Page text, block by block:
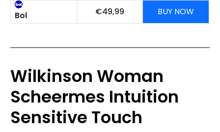
Bol €49,99 BUY NOW
Wilkinson Woman
Scheermes Intuition
Sensitive Touch